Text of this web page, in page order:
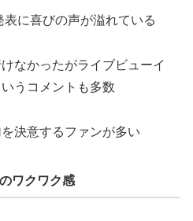
に喜びの声が溢れている
なかったがライブビューイ
うコメントも多数
決意するファンが多い
ワクワク感